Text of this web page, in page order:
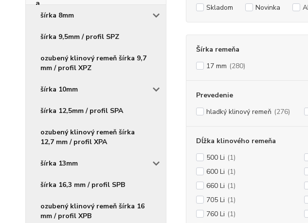
šírka 8mm
šírka 9,5mm / profil SPZ
ozubený klinový remeň šírka 9,7
mm / profil XPZ
šírka 10mm
šírka 12,5mm / profil SPA
ozubený klinový remeň šírka
12,7 mm / profil XPA
šírka 13mm
šírka 16,3 mm / profil SPB
ozubený klinový remeň šírka 16
mm / profil XPB
Skladom Novinka
Šírka remeňa
17 mm (280)
Prevedenie
hladký klinový remeň (276)
Dĺžka klinového remeňa
500 Li (1)
600 Li (1)
660 Li (1)
705 Li (1)
760 Li (1)